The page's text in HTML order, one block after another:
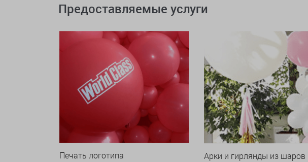
Предоставляемые услуги
Печать логотипа Арки и гирлянды из шаров